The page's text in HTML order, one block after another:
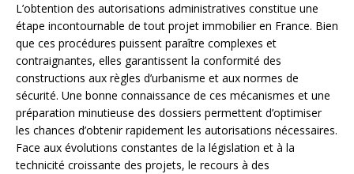
L’obtention des autorisations administratives constitue une
étape incontournable de tout projet immobilier en France. Bien
que ces procédures puissent paraître complexes et
contraignantes, elles garantissent la conformité des
constructions aux règles d’urbanisme et aux normes de
sécurité. Une bonne connaissance de ces mécanismes et une
préparation minutieuse des dossiers permettent d’optimiser
les chances d’obtenir rapidement les autorisations nécessaires.
Face aux évolutions constantes de la législation et à la
technicité croissante des projets, le recours à des